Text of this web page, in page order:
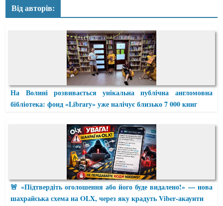
Від авторів:
На Волині розвивається унікальна публічна англомовна
бібліотека: фонд «Library» уже налічує близько 7 000 книг
🚨 «Підтвердіть оголошення або його буде видалено!» — нова
шахрайська схема на OLX, через яку крадуть Viber-акаунти